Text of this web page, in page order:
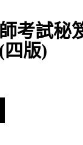
考試秘
四版)